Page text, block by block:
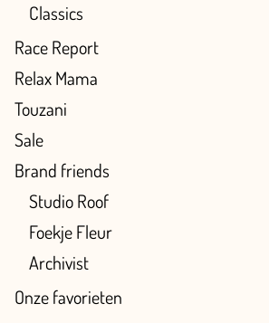
Classics
Race Report
Relax Mama
Touzani
Sale
Brand friends
Studio Roof
Foekje Fleur
Archivist
Onze favorieten